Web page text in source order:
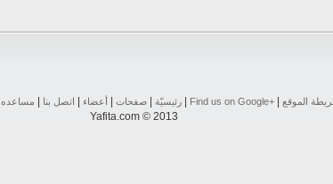
الموقع Find us on ‪Google+‬‏ رئيسيّة صفحات أعضاء اتصل بنا مساعده
Yafita.com © 2013